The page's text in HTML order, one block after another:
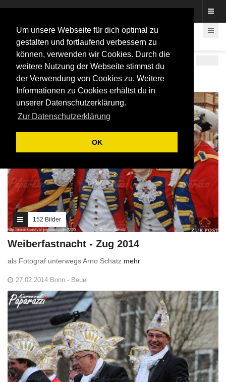
Um unsere Webseite für dich optimal zu
gestalten und fortlaufend verbessern zu
können, verwenden wir Cookies. Durch die
weitere Nutzung der Webseite stimmst du
der Verwendung von Cookies zu. Weitere
Informationen zu Cookies erhältst du in
unserer Datenschutzerklärung.
Zur Datenschutzerklärung
OK
STRASSENKARNEVAL IN BONN
<< zurück 1 2 3 4 5 6 7
152 Bilder
Weiberfastnacht - Zug 2014
als Fotograf unterwegs Arno Schatz mehr
27.02.2014 Bonn - Beuel